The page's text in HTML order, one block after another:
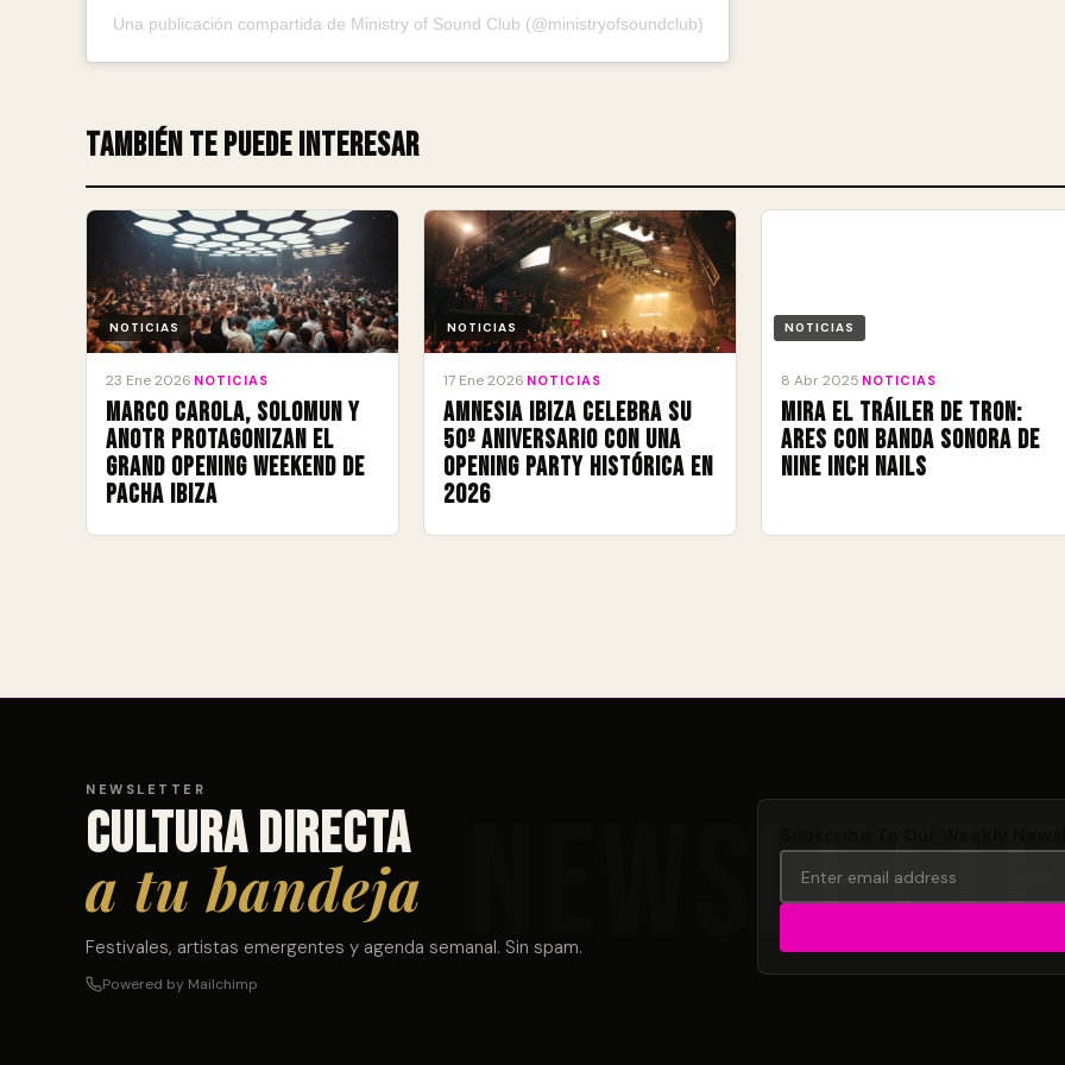
Una publicación compartida de Ministry of Sound Club (@ministryofsoundclub)
También te puede interesar
NOTICIAS
23 Ene 2026 NOTICIAS
Marco Carola, Solomun y
ANOTR protagonizan el
Grand Opening Weekend de
Pacha Ibiza
NOTICIAS
17 Ene 2026 NOTICIAS
Amnesia Ibiza celebra su
50º aniversario con una
Opening Party histórica en
2026
NOTICIAS
8 Abr 2025 NOTICIAS
Mira el tráiler de Tron:
Ares con banda sonora de
Nine Inch Nails
NEWSLETTER
Cultura directa
a tu bandeja
Festivales, artistas emergentes y agenda semanal. Sin spam.
Powered by Mailchimp